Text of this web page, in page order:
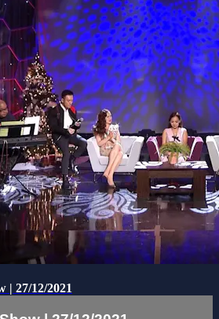
| 27/12/2021